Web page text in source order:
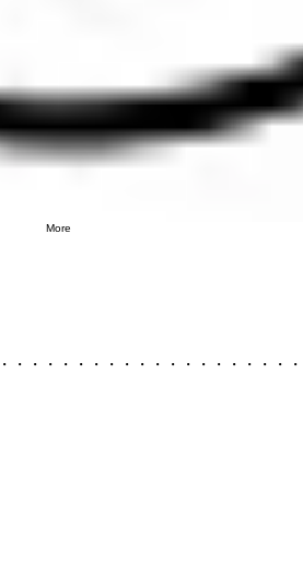
More
・・・・・・・・・・・・・・・・・・